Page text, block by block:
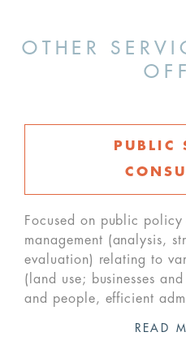
OTHER
PUBLIC
Focused on public
management (analysis,
evaluation) relating to
(land use; businesses
and people, efficient
READ